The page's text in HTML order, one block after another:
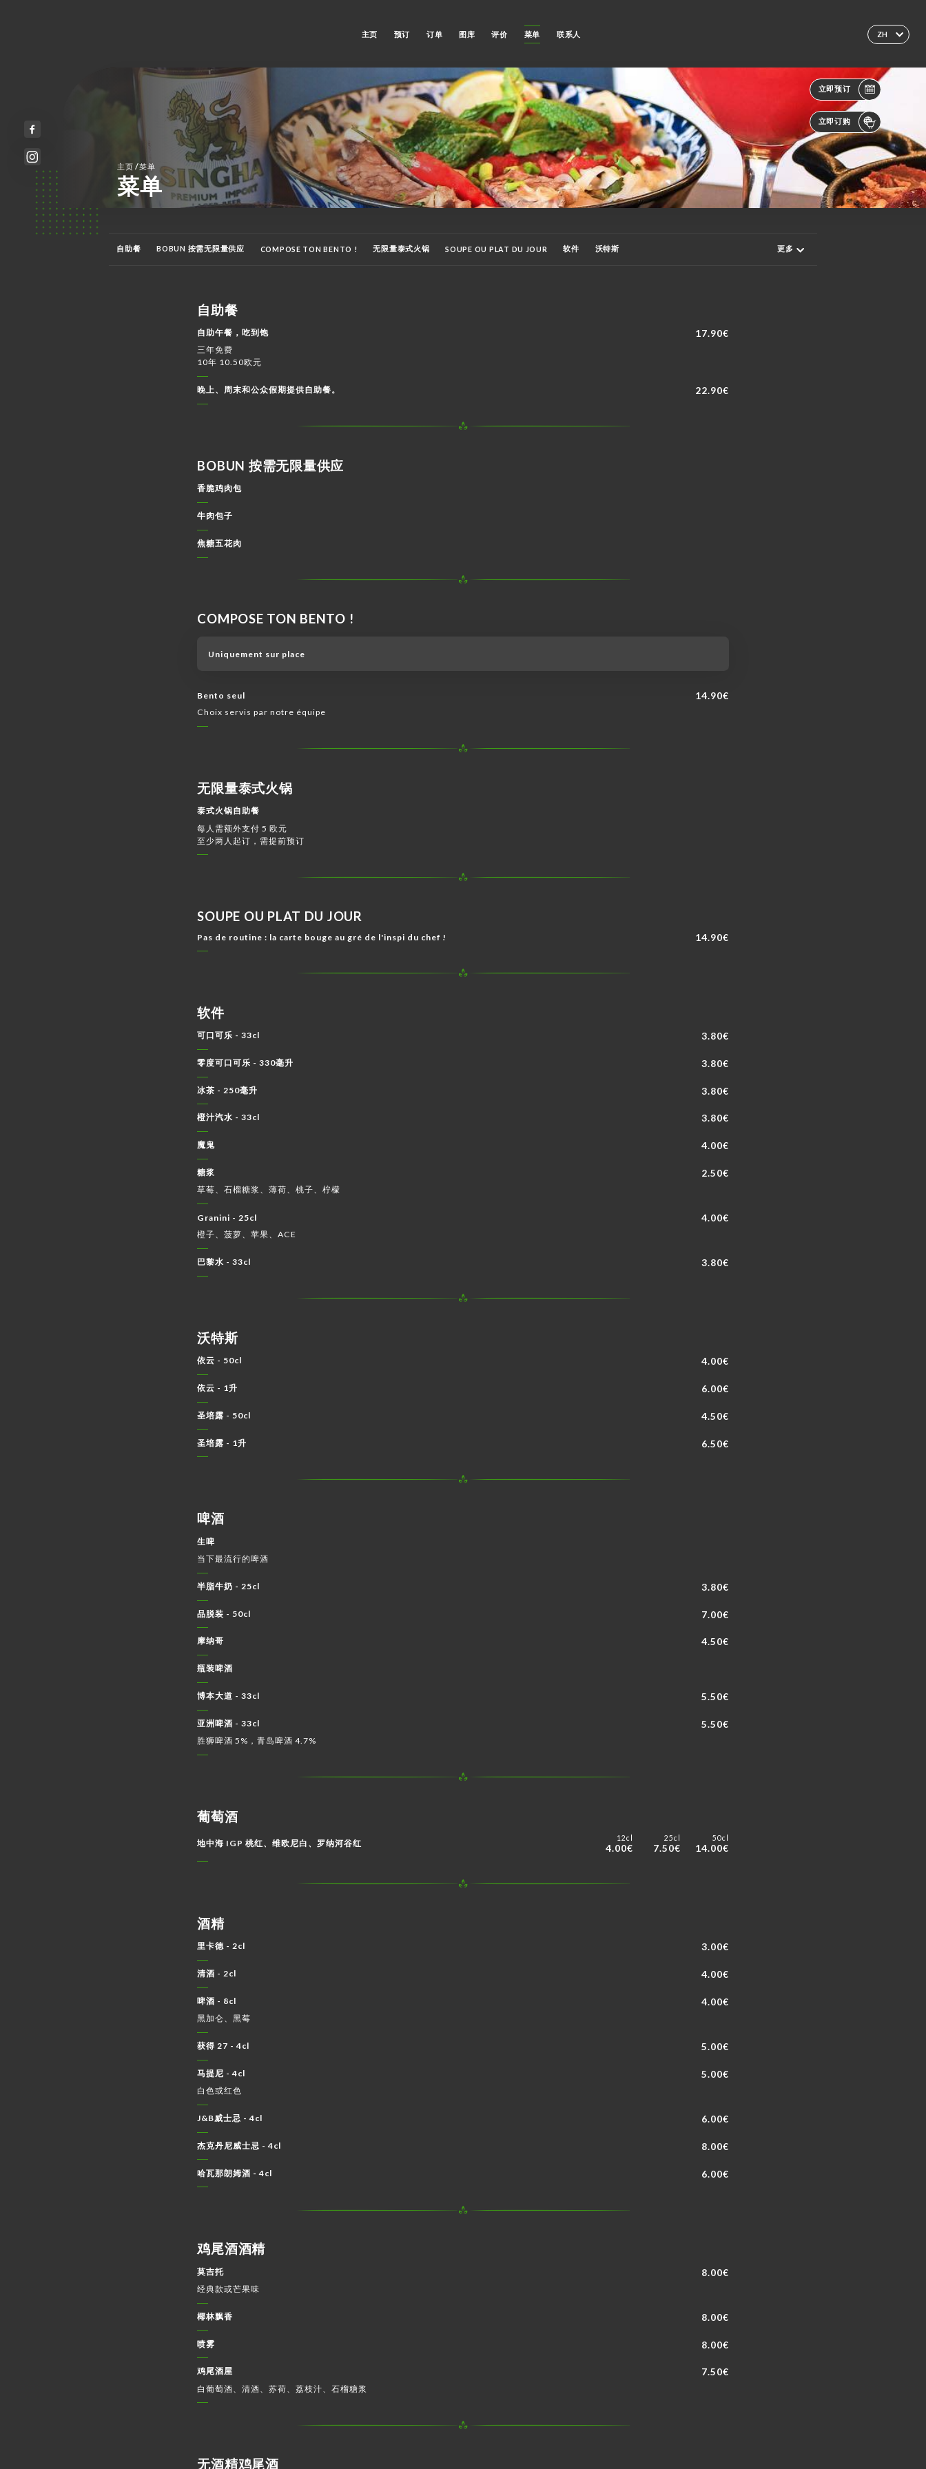
ZH
主页 预订 订单 图库 评价 菜单 联系人
立即预订
立即订购
主页/菜单
菜单
自助餐 BOBUN 按需无限量供应 COMPOSE TON BENTO ! 无限量泰式火锅 SOUPE OU PLAT DU JOUR 软件 沃特斯 更多
自助餐
自助午餐，吃到饱 17.90€
三年免费
10年 10.50欧元
晚上、周末和公众假期提供自助餐。 22.90€
BOBUN 按需无限量供应
香脆鸡肉包
牛肉包子
焦糖五花肉
COMPOSE TON BENTO !
Uniquement sur place
Bento seul 14.90€
Choix servis par notre équipe
无限量泰式火锅
泰式火锅自助餐
每人需额外支付 5 欧元
至少两人起订，需提前预订
SOUPE OU PLAT DU JOUR
Pas de routine : la carte bouge au gré de l'inspi du chef ! 14.90€
软件
可口可乐 - 33cl 3.80€
零度可口可乐 - 330毫升 3.80€
冰茶 - 250毫升 3.80€
橙汁汽水 - 33cl 3.80€
魔鬼 4.00€
糖浆 2.50€
草莓、石榴糖浆、薄荷、桃子、柠檬
Granini - 25cl 4.00€
橙子、菠萝、苹果、ACE
巴黎水 - 33cl 3.80€
沃特斯
依云 - 50cl 4.00€
依云 - 1升 6.00€
圣培露 - 50cl 4.50€
圣培露 - 1升 6.50€
啤酒
生啤
当下最流行的啤酒
半脂牛奶 - 25cl 3.80€
品脱装 - 50cl 7.00€
摩纳哥 4.50€
瓶装啤酒
博本大道 - 33cl 5.50€
亚洲啤酒 - 33cl 5.50€
胜狮啤酒 5%，青岛啤酒 4.7%
葡萄酒
地中海 IGP 桃红、维欧尼白、罗纳河谷红 12cl
4.00€
25cl
7.50€
50cl
14.00€
酒精
里卡德 - 2cl 3.00€
清酒 - 2cl 4.00€
啤酒 - 8cl 4.00€
黑加仑、黑莓
获得 27 - 4cl 5.00€
马提尼 - 4cl 5.00€
白色或红色
J&B威士忌 - 4cl 6.00€
杰克丹尼威士忌 - 4cl 8.00€
哈瓦那朗姆酒 - 4cl 6.00€
鸡尾酒酒精
莫吉托 8.00€
经典款或芒果味
椰林飘香 8.00€
喷雾 8.00€
鸡尾酒屋 7.50€
白葡萄酒、清酒、苏荷、荔枝汁、石榴糖浆
无酒精鸡尾酒